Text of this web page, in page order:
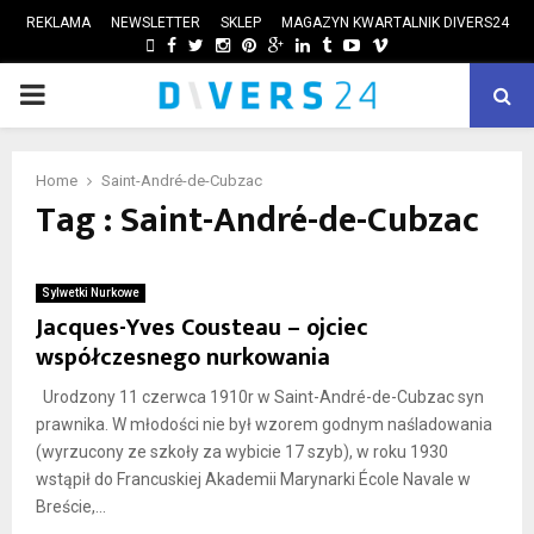
REKLAMA NEWSLETTER SKLEP MAGAZYN KWARTALNIK DIVERS24
FACEBOOK
TWITTER
INSTAGRAM
PINTEREST
GOOGLE
LINKEDIN
TUMBLRYOUTUBE
VIMEO
PRIMARY
Home Saint-André-de-Cubzac
Tag : Saint-André-de-Cubzac
Sylwetki Nurkowe
Jacques-Yves Cousteau – ojciec
współczesnego nurkowania
Urodzony 11 czerwca 1910r w Saint-André-de-Cubzac syn
prawnika. W młodości nie był wzorem godnym naśladowania
(wyrzucony ze szkoły za wybicie 17 szyb), w roku 1930
wstąpił do Francuskiej Akademii Marynarki École Navale w
Breście,...